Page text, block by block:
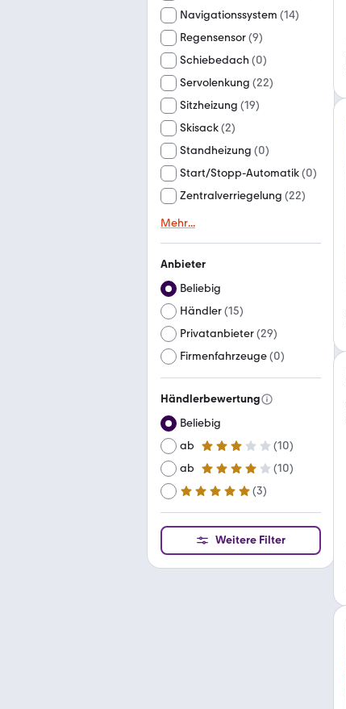
Navigationssystem (14)
Regensensor(9)
Schiebedach (0)
Servolenkung (22)
Sitzheizung (19)
Skisack(2)
Standheizung (0)
Start/Stopp-Automatik(0)
Zentralverriegelung (22)
Mehr...
Anbieter
Beliebig
Händler(15)
Privatanbieter(29)
Firmenfahrzeuge(0)
Händlerbewertung
Beliebig
ab
3 Sterne (10)
ab
4 Sterne (10)
ab
5 Sterne (3)
Weitere Filter